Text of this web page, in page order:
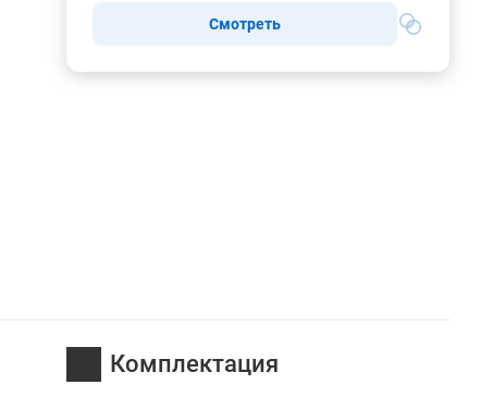
Смотреть
Комплектация